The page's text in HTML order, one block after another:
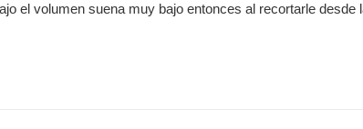
el volumen suena muy bajo entonces al recortarle desde